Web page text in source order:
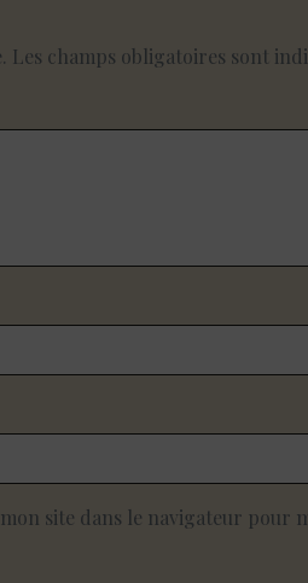
Les champs obligatoires sont
site dans le navigateur pour